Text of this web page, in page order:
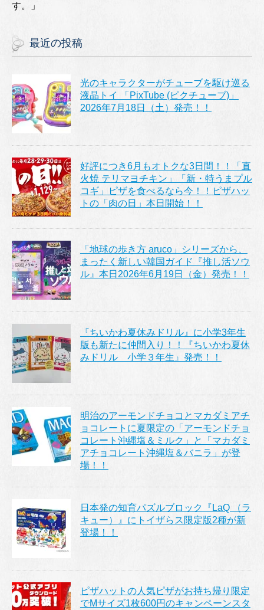
す。」
最近の投稿
光のキャラクターがチューブを駆け巡る
液晶トイ 「PixTube (ピクチューブ)」
2026年7月18日（土）発売！！
好評につき6月もオトクな3日間！！「直
火焼 テリマヨチキン」「新・特うまプル
コギ」ピザを食べるなら今！！ピザハッ
トの「肉の日」本日開始！！
「地球の歩き方 aruco」シリーズから、
まったく新しい韓国ガイド『推し活ソウ
ル』本日2026年6月19日（金）発売！！
『ちいかわ夏休みドリル』に小学3年生
版も新たに仲間入り！！『ちいかわ夏休
みドリル 小学３年生』発売！！
明治のアーモンドチョコとマカダミアチ
ョコレートに夏限定の「アーモンドチョ
コレート沖縄塩＆ミルク」と「マカダミ
アチョコレート沖縄塩＆バニラ」が登
場！！
日本発の知育パズルブロック『LaQ （ラ
キュー）』にトイザらス限定版2種が新
登場！！
ピザハットの人気ピザがお持ち帰り限定
でMサイズ1枚600円のキャンペーンスタ